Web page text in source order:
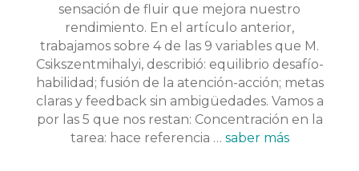
sensación de fluir que mejora nuestro
rendimiento. En el artículo anterior,
trabajamos sobre 4 de las 9 variables que M.
Csikszentmihalyi, describió: equilibrio desafío-
habilidad; fusión de la atención-acción; metas
claras y feedback sin ambigüedades. Vamos a
por las 5 que nos restan: Concentración en la
tarea: hace referencia … saber más